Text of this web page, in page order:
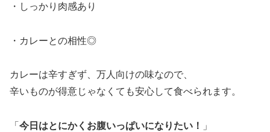
・しっかり肉感あり
・カレーとの相性◎
カレーは辛すぎず、万人向けの味なので、
辛いものが得意じゃなくても安心して食べられます。
「 今日はとにかくお腹いっぱいになりたい！
」